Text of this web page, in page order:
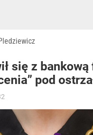
się z
pod